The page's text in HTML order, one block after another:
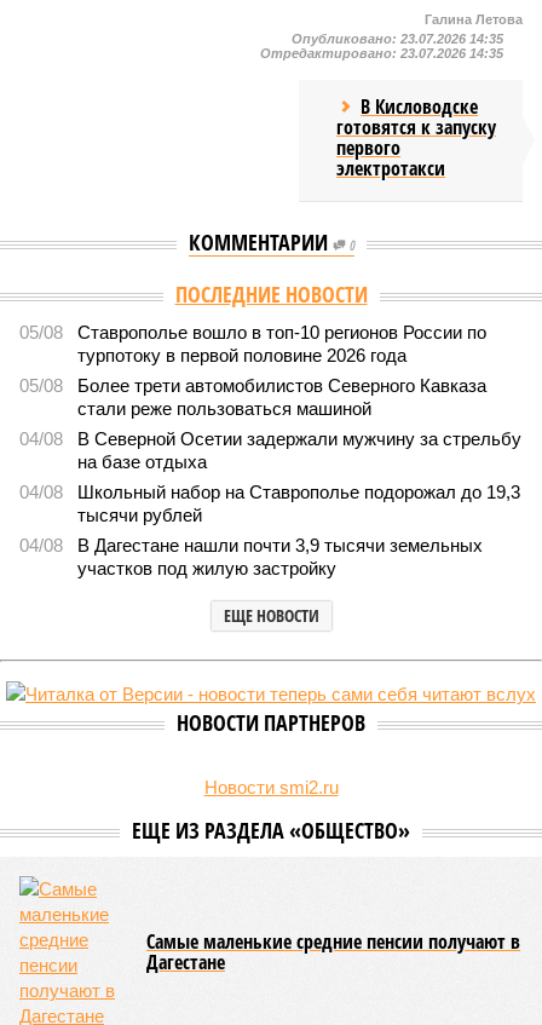
Галина Летова
Опубликовано: 23.07.2026 14:35
Отредактировано: 23.07.2026 14:35
В Кисловодске
готовятся к запуску
первого
электротакси
КОММЕНТАРИИ 0
Версия //Общество //
В Дагестане после ливней 18 сёл остаются без
В Дагестане после ливней 18 сёл остаются без
транспортного сообщения
Отрезанные от большой земли
В Дагестане после ливней 18 сёл остаются без транспортного сообщения
(фото: Министерство транспорта и дорожного хозяйства Республики
Министерство транспорта Республики Дагестан обнародовало
актуальную сводку о ходе ликвидации последствий мощных
Согласно официальным данным на 13 июля, дорожным
службам удалось восстановить транспортное сообщение
на 17 ранее пострадавших участках автомобильных дорог,
транспортной блокаде.
Напомним, что мощнейшие дожди, прошедшие 8 июля,
нанесли колоссальный урон дорожной инфраструктуре, в
результате чего на пике разгула стихии без связи с
внешним миром оказались жители 53 сёл. К 12 июля эта